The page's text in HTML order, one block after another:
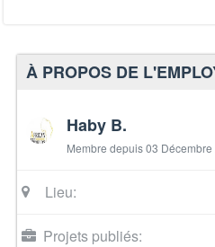
À PROPOS DE
Haby B.
Membre depuis 03 Décembre
Lieu:
Projets publiés: